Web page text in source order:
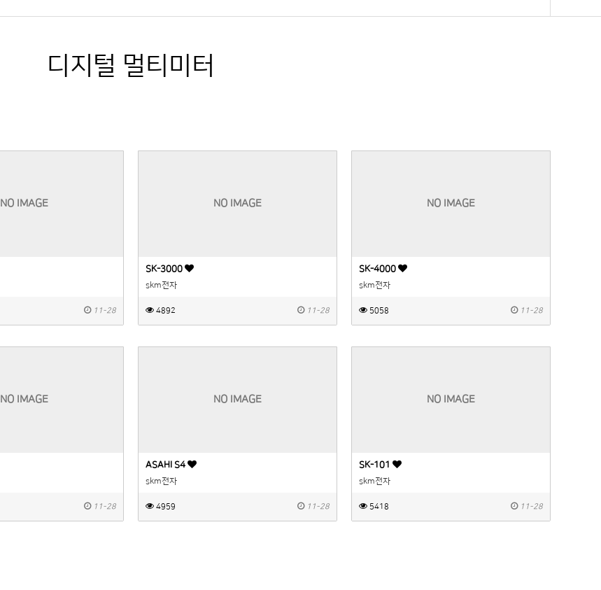
디지털 멀티미터
NO IMAGE
11-28
NO IMAGE
SK-3000
skm전자
4892 11-28
NO IMAGE
SK-4000
skm전자
5058 11-28
NO IMAGE
11-28
NO IMAGE
ASAHI S4
skm전자
4959 11-28
NO IMAGE
SK-101
skm전자
5418 11-28